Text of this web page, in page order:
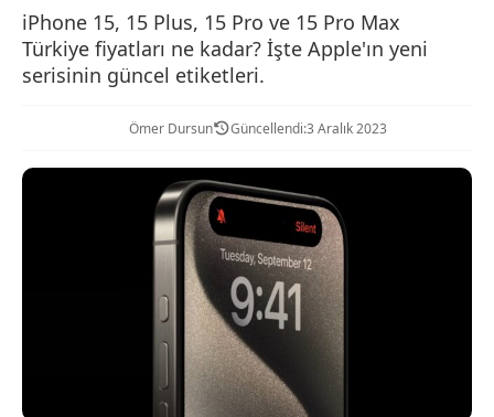
iPhone 15, 15 Plus, 15 Pro ve 15 Pro Max
Türkiye fiyatları ne kadar? İşte Apple'ın yeni
serisinin güncel etiketleri.
Ömer Dursun Güncellendi:3 Aralık 2023